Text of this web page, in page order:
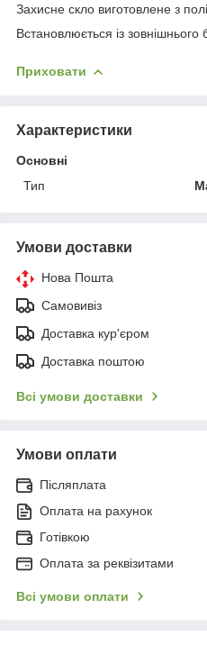
Захисне скло виготовлене з
Встановлюється із зовнішнього
Приховати
Характеристики
Основні
Тип
Умови доставки
Нова Пошта
Самовивіз
Доставка кур'єром
Доставка поштою
Всі умови доставки
Умови оплати
Післяплата
Оплата на рахунок
Готівкою
Оплата за реквізитами
Всі умови оплати